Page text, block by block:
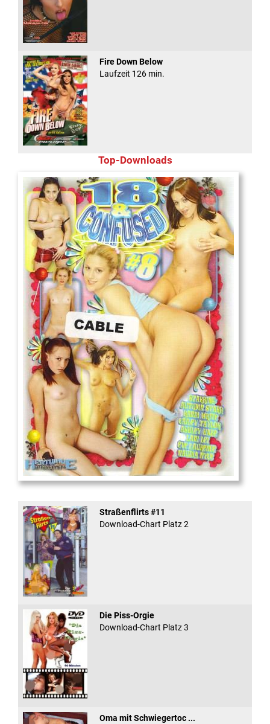
Fire Down Below
Laufzeit 126 min.
Top-Downloads
And Confused #8 - ...
Straßenflirts #11
Download-Chart Platz 2
Die Piss-Orgie
Download-Chart Platz 3
Oma mit Schwiegertoc ...